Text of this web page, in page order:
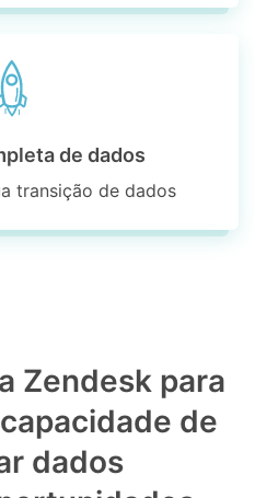
de dados
transição de dados
Zendesk para
de
dados